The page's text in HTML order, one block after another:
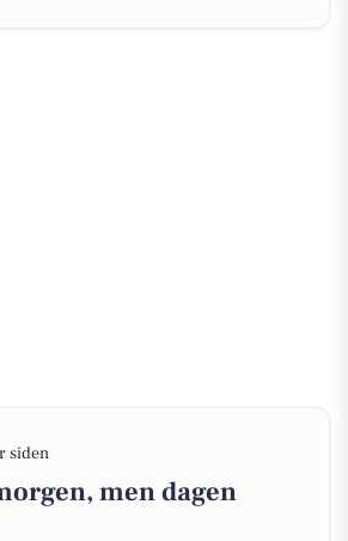
siden
men dagen